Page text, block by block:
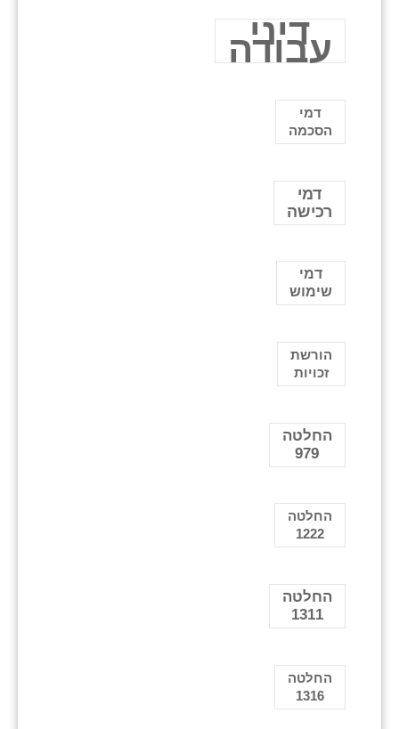
דיני
עבודה
דמי
הסכמה
דמי
רכישה
דמי
שימוש
הורשת
זכויות
החלטה
979
החלטה
1222
החלטה
1311
החלטה
1316